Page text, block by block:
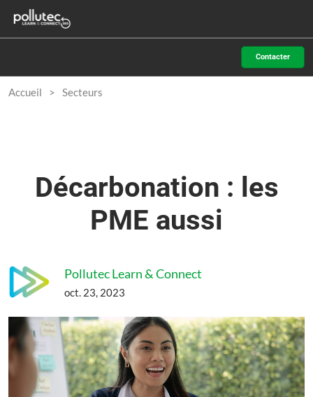
Accéder
au
contenu
Contacter
Accueil Secteurs
Décarbonation : les
PME aussi
Pollutec Learn & Connect
oct. 23, 2023